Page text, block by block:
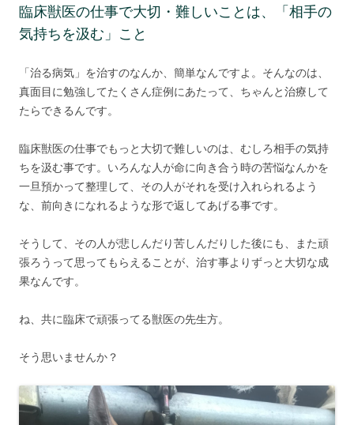
臨床獣医の仕事で大切・難しいことは、「相手の
気持ちを汲む」こと
「治る病気」を治すのなんか、簡単なんですよ。そんなのは、
真面目に勉強してたくさん症例にあたって、ちゃんと治療して
たらできるんです。
臨床獣医の仕事でもっと大切で難しいのは、むしろ相手の気持
ちを汲む事です。いろんな人が命に向き合う時の苦悩なんかを
一旦預かって整理して、その人がそれを受け入れられるよう
な、前向きになれるような形で返してあげる事です。
そうして、その人が悲しんだり苦しんだりした後にも、また頑
張ろうって思ってもらえることが、治す事よりずっと大切な成
果なんです。
ね、共に臨床で頑張ってる獣医の先生方。
そう思いませんか？